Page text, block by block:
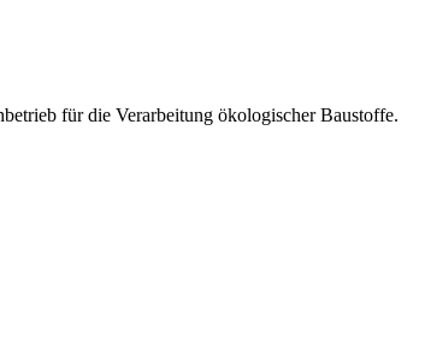
für die Verarbeitung ökologischer Baustoffe.